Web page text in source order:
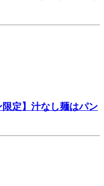
定】汁なし麺はパン